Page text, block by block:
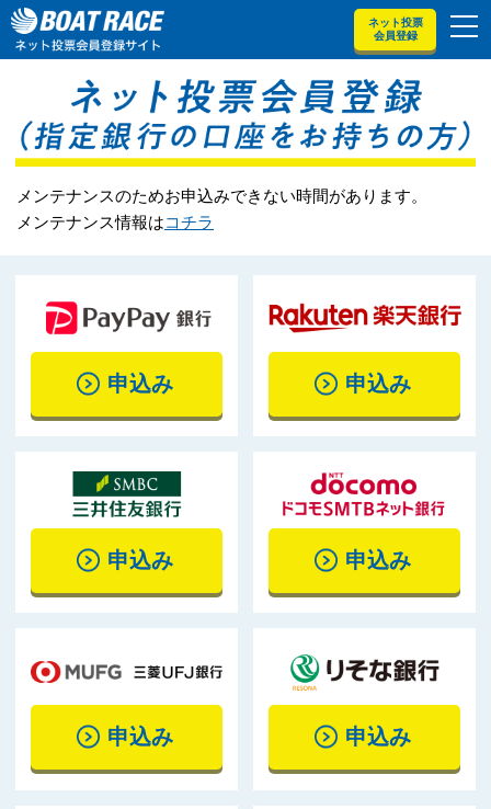
ネット投票
会員登録
メンテナンスのためお申込みできない時間があります。
メンテナンス情報はコチラ
申込み 申込み
申込み 申込み
申込み 申込み